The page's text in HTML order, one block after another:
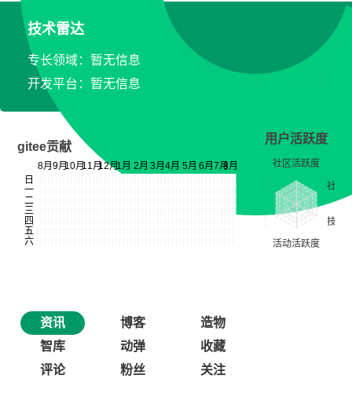
技术雷达
专长领域：暂无信息
开发平台：暂无信息
gitee贡献
用户活跃度
资讯 博客
造物
智库
动弹
收藏
评论
粉丝 关注